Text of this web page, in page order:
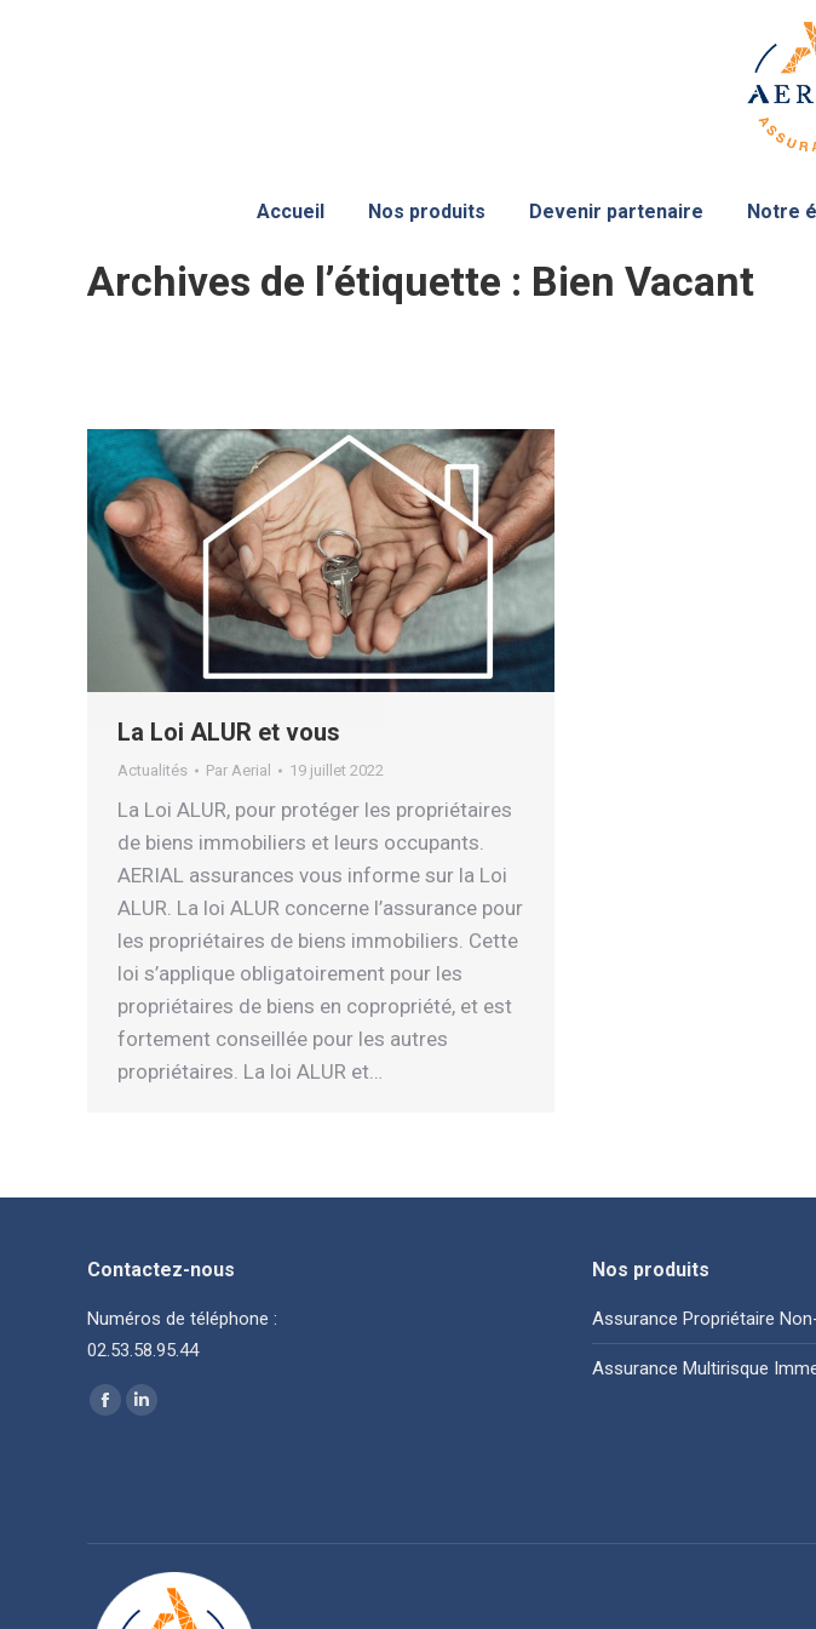
Accueil Nos produits Devenir partenaire Notre
Archives de l’étiquette : Bien Vacant
La Loi ALUR et vous
Actualités Par Aerial 19 juillet 2022
La Loi ALUR, pour protéger les propriétaires
de biens immobiliers et leurs occupants.
AERIAL assurances vous informe sur la Loi
ALUR. La loi ALUR concerne l’assurance pour
les propriétaires de biens immobiliers. Cette
loi s’applique obligatoirement pour les
propriétaires de biens en copropriété, et est
fortement conseillée pour les autres
propriétaires. La loi ALUR et…
Contactez-nous
Numéros de téléphone :
02.53.58.95.44
Trouvez nous sur :
La
dans
nouvelle
La
dans
une
nouvelle
Nos produits
Assurance Propriétaire
Assurance Multirisque